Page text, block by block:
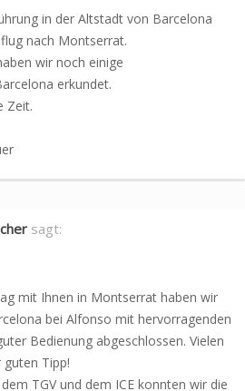
in der Altstadt von Barcelona
nach Montserrat.
wir noch einige
erkundet.
Zeit.
sagt:
mit Ihnen in Montserrat haben wir
bei Alfonso mit hervorragenden
Bedienung abgeschlossen. Vielen
Tipp!
TGV und dem ICE konnten wir die